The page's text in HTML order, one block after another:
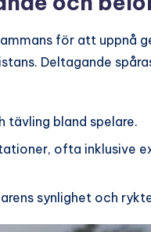
för att uppnå
Deltagande
tävling bland spelare.
ofta inklusive
synlighet och